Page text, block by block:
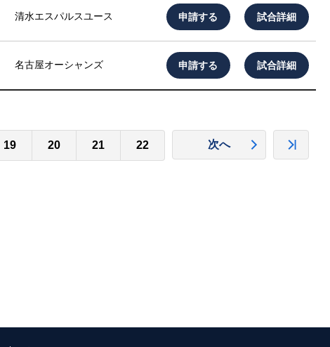
清水エスパルスユース 申請する 試合詳細
名古屋オーシャンズ 申請する 試合詳細
19 20 21 22 次へ